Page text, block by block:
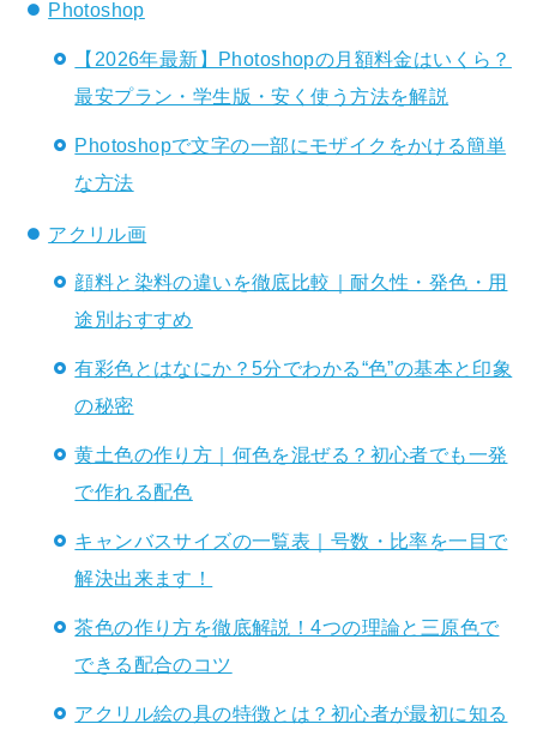
Photoshop
【2026年最新】Photoshopの月額料金はいくら？
最安プラン・学生版・安く使う方法を解説
Photoshopで文字の一部にモザイクをかける簡単
な方法
アクリル画
顔料と染料の違いを徹底比較｜耐久性・発色・用
途別おすすめ
有彩色とはなにか？5分でわかる“色”の基本と印象
の秘密
黄土色の作り方｜何色を混ぜる？初心者でも一発
で作れる配色
キャンバスサイズの一覧表｜号数・比率を一目で
解決出来ます！
茶色の作り方を徹底解説！4つの理論と三原色で
できる配合のコツ
アクリル絵の具の特徴とは？初心者が最初に知る